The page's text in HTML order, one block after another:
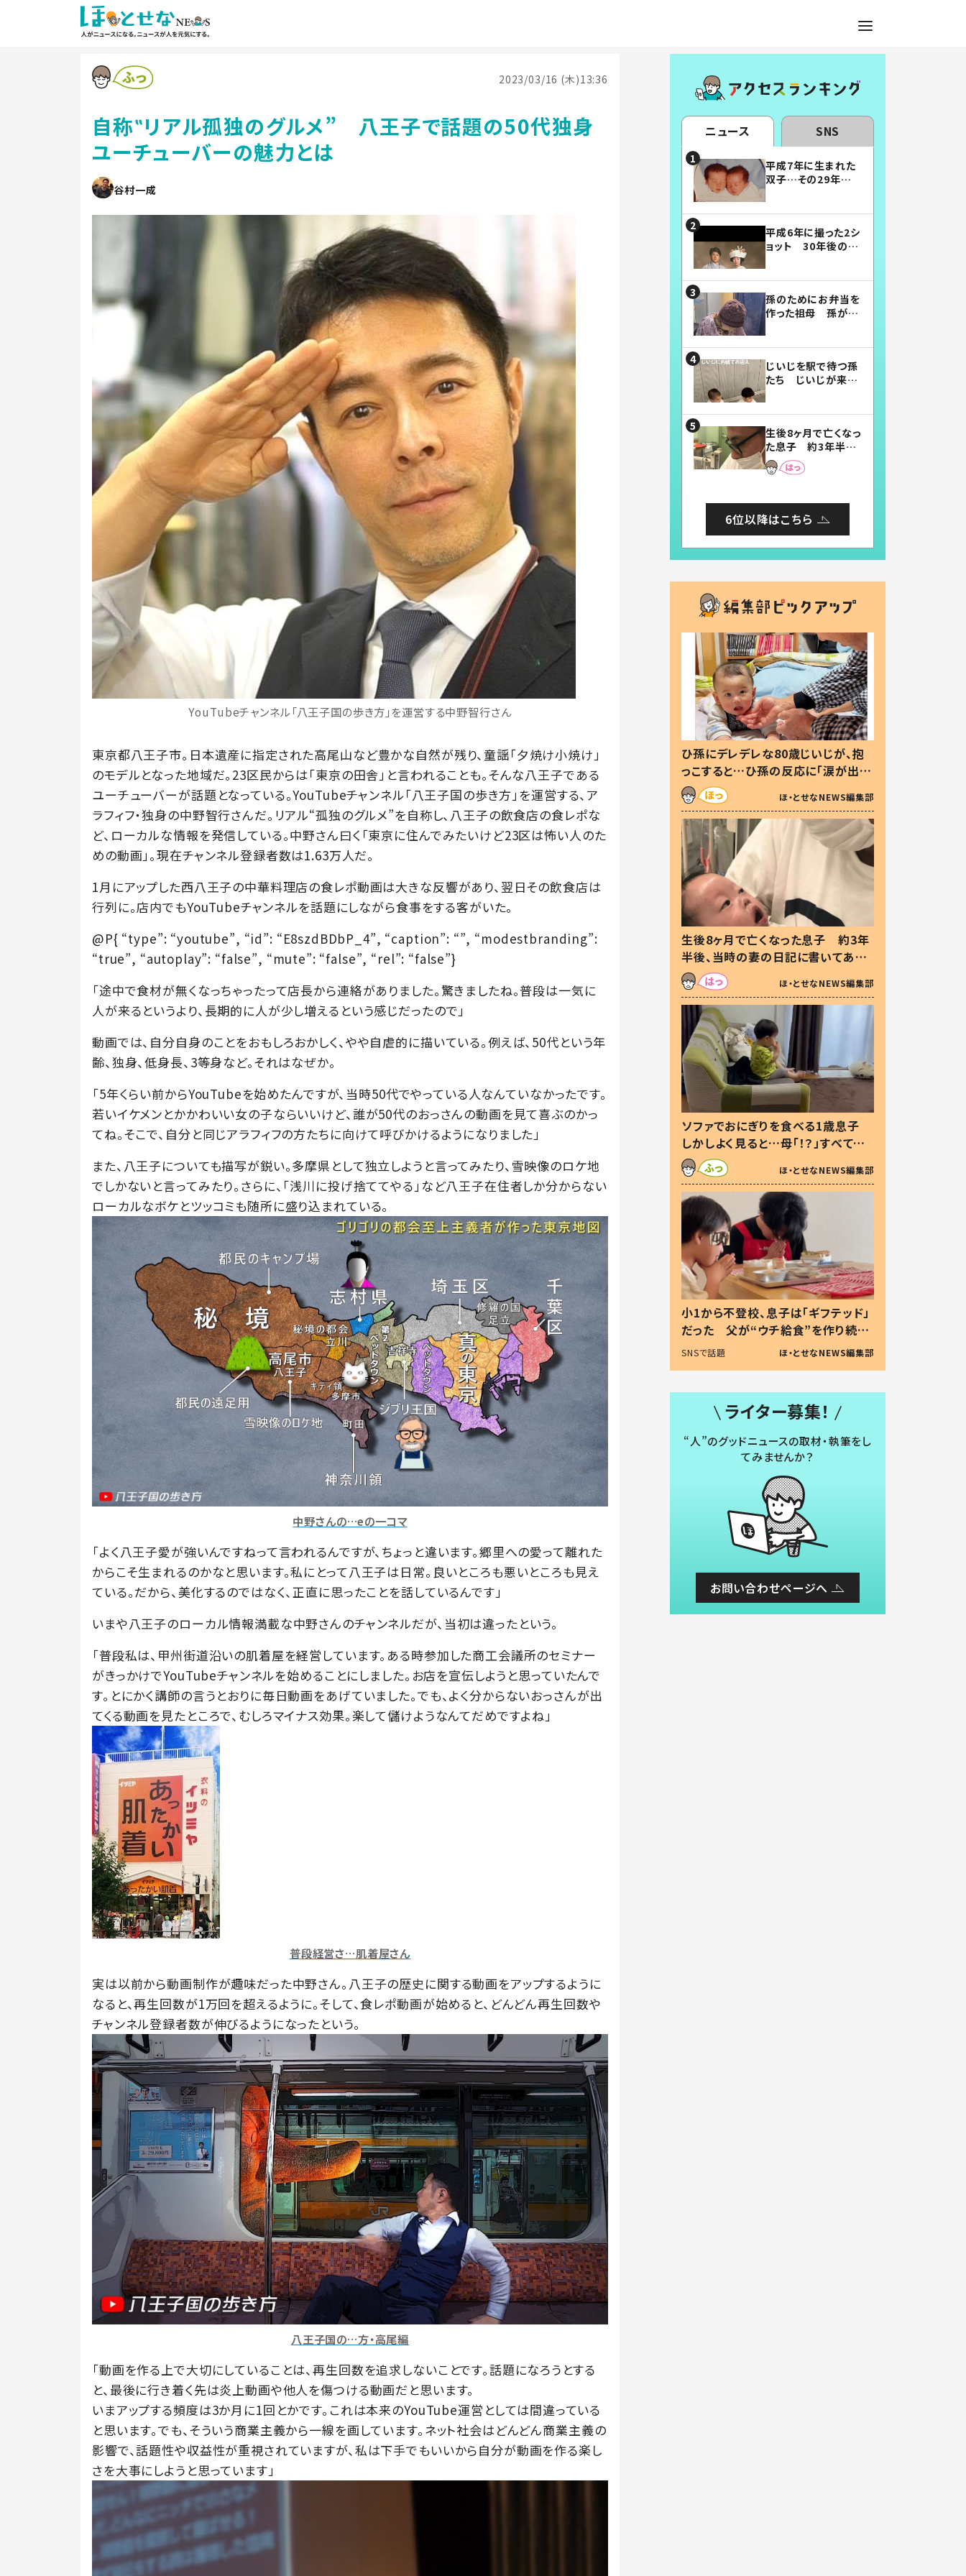
2023/03/16 (木)13:36
自称‟リアル孤独のグルメ” 八王子で話題の50代独身
ユーチューバーの魅力とは
谷村一成
YouTubeチャンネル「八王子国の歩き方」を運営する中野智行さん
東京都八王子市。日本遺産に指定された高尾山など豊かな自然が残り、童謡「夕焼け小焼け」
のモデルとなった地域だ。23区民からは「東京の田舎」と言われることも。そんな八王子である
ユーチューバーが話題となっている。YouTubeチャンネル「八王子国の歩き方」を運営する、ア
ラフィフ・独身の中野智行さんだ。リアル“孤独のグルメ”を自称し、八王子の飲食店の食レポな
ど、ローカルな情報を発信している。中野さん曰く「東京に住んでみたいけど23区は怖い人のた
めの動画」。現在チャンネル登録者数は1.63万人だ。
1月にアップした西八王子の中華料理店の食レポ動画は大きな反響があり、翌日その飲食店は
行列に。店内でもYouTubeチャンネルを話題にしながら食事をする客がいた。
@P{ “type”: “youtube”, “id”: “E8szdBDbP_4”, “caption”: “”, “modestbranding”:
“true”, “autoplay”: “false”, “mute”: “false”, “rel”: “false”}
「途中で食材が無くなっちゃったって店長から連絡がありました。驚きましたね。普段は一気に
人が来るというより、長期的に人が少し増えるという感じだったので」
動画では、自分自身のことをおもしろおかしく、やや自虐的に描いている。例えば、50代という年
齢、独身、低身長、3等身など。それはなぜか。
「5年くらい前からYouTubeを始めたんですが、当時50代でやっている人なんていなかったです。
若いイケメンとかかわいい女の子ならいいけど、誰が50代のおっさんの動画を見て喜ぶのかっ
てね。そこで、自分と同じアラフィフの方たちに向けて呼びかけるようになりました」
また、八王子についても描写が鋭い。多摩県として独立しようと言ってみたり、雪映像のロケ地
でしかないと言ってみたり。さらに、「浅川に投げ捨ててやる」など八王子在住者しか分からない
ローカルなボケとツッコミも随所に盛り込まれている。
中野さんの…eの一コマ
「よく八王子愛が強いんですねって言われるんですが、ちょっと違います。郷里への愛って離れた
からこそ生まれるのかなと思います。私にとって八王子は日常。良いところも悪いところも見え
ている。だから、美化するのではなく、正直に思ったことを話しているんです」
いまや八王子のローカル情報満載な中野さんのチャンネルだが、当初は違ったという。
「普段私は、甲州街道沿いの肌着屋を経営しています。ある時参加した商工会議所のセミナー
がきっかけでYouTubeチャンネルを始めることにしました。お店を宣伝しようと思っていたんで
す。とにかく講師の言うとおりに毎日動画をあげていました。でも、よく分からないおっさんが出
てくる動画を見たところで、むしろマイナス効果。楽して儲けようなんてだめですよね」
普段経営さ…肌着屋さん
実は以前から動画制作が趣味だった中野さん。八王子の歴史に関する動画をアップするように
なると、再生回数が1万回を超えるように。そして、食レポ動画が始めると、どんどん再生回数や
チャンネル登録者数が伸びるようになったという。
八王子国の…方・高尾編
「動画を作る上で大切にしていることは、再生回数を追求しないことです。話題になろうとする
と、最後に行き着く先は炎上動画や他人を傷つける動画だと思います。
いまアップする頻度は3か月に1回とかです。これは本来のYouTube運営としては間違っている
と思います。でも、そういう商業主義から一線を画しています。ネット社会はどんどん商業主義の
影響で、話題性や収益性が重視されていますが、私は下手でもいいから自分が動画を作る楽し
さを大事にしようと思っています」
ニュース SNS
平成7年に生まれた
双子…その29年後
平成6年に撮った2シ
ョット 30年後の姿
孫のためにお弁当を
作った祖母 孫が絶
じいじを駅で待つ孫
たち じいじが来た
まらない」「幸せにな
れる」
生後8ヶ月で亡くなっ
た息子 約3年半
後、当時の妻の日記
に書いてあった本音
6位以降はこちら
ひ孫にデレデレな80歳じいじが、抱
っこすると…ひ孫の反応に「涙が出ま
した」「可愛くて仕方ない」
ほ・とせなNEWS編集部
生後8ヶ月で亡くなった息子 約3年
半後、当時の妻の日記に書いてあっ
た本音とは
ほ・とせなNEWS編集部
ソファでおにぎりを食べる1歳息子
しかしよく見ると…母「！？」すべてを
察した母の投稿に「可愛いから許
す！」「現行犯〜」
ほ・とせなNEWS編集部
小1から不登校、息子は「ギフテッド」
だった 父が“ウチ給食”を作り続け
る理由とは #令和の親 #令和の子
SNSで話題 ほ・とせなNEWS編集部
ライター募集！
“人”のグッドニュースの取材・執筆をし
てみませんか？
お問い合わせページへ